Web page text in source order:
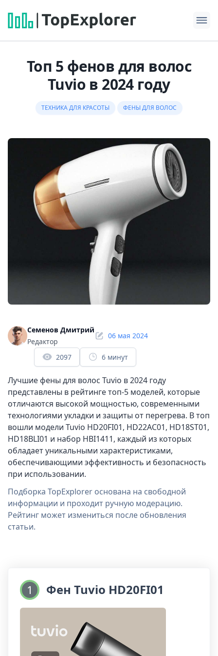
Топ 5 фенов для волос
Tuvio в 2024 году
ТЕХНИКА ДЛЯ КРАСОТЫ ФЕНЫ ДЛЯ ВОЛОС
Семенов Дмитрий
Редактор
06 мая 2024
2097 6 минут
Лучшие фены для волос Tuvio в 2024 году
представлены в рейтинге топ-5 моделей, которые
отличаются высокой мощностью, современными
технологиями укладки и защиты от перегрева. В топ
вошли модели Tuvio HD20FI01, HD22AC01, HD18ST01,
HD18BLI01 и набор HBI1411, каждый из которых
обладает уникальными характеристиками,
обеспечивающими эффективность и безопасность
при использовании.
Подборка TopExplorer основана на свободной
информации и проходит ручную модерацию.
Рейтинг может измениться после обновления
статьи.
1 Фен Tuvio HD20FI01